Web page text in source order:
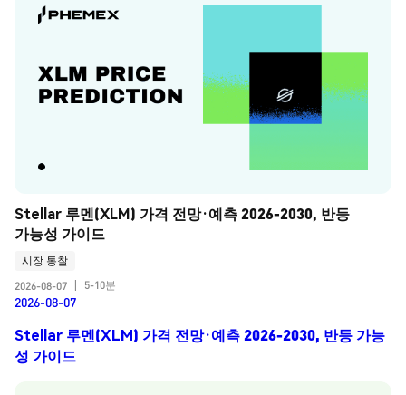
Stellar 루멘(XLM) 가격 전망·예측 2026-2030, 반등
가능성 가이드
시장 통찰
2026-08-07
5-10분
2026-08-07
Stellar 루멘(XLM) 가격 전망·예측 2026-2030, 반등 가능
성 가이드